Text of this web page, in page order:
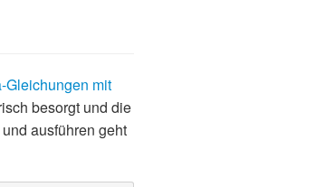
Gleichungen mit
besorgt und die
ausführen geht